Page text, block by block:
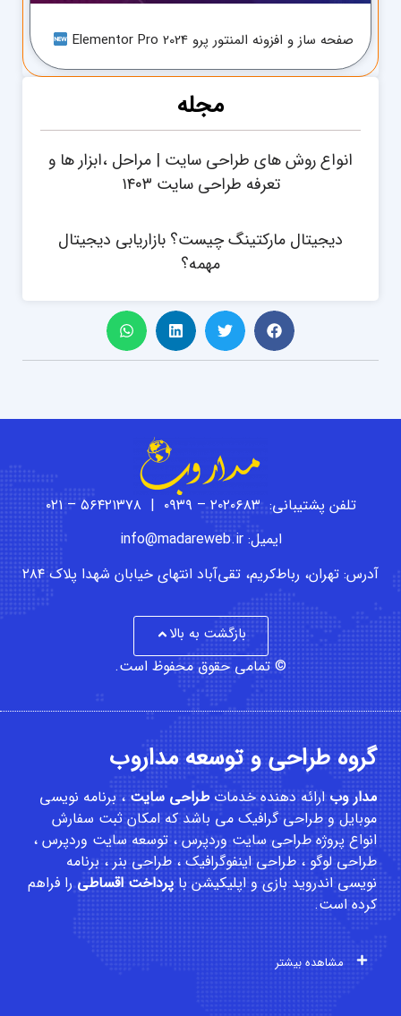
صفحه ساز و افزونه المنتور پرو Elementor Pro 2024
مجله
انواع روش های طراحی سایت | مراحل ،ابزار ها و
تعرفه طراحی سایت ۱۴۰۳
دیجیتال مارکتینگ چیست؟ بازاریابی دیجیتال
مهمه؟
تلفن پشتیبانی: ۲۰۲۰۶۸۳ – ۰۹۳۹ | ۵۶۴۲۱۳۷۸ – ۰۲۱
ایمیل: info@madareweb.ir
آدرس: تهران، رباط‌کریم، تقی‌آباد انتهای خیابان شهدا پلاک ۲۸۴
بازگشت به بالا
© تمامی حقوق محفوظ است.
گروه طراحی و توسعه مداروب
مدار وبارائه دهنده خدماتطراحی سایت ،برنامه نویسی
موبایلوطراحی گرافیک می باشد که امکانثبت سفارش
انواع پروژه طراحی سایت وردپرس ، توسعه سایت وردپرس ،
طراحی لوگو ، طراحی اینفوگرافیک ، طراحی بنر ، برنامه
نویسی اندروید بازی و اپلیکیشن باپرداخت اقساطیرا فراهم
کرده است.
مشاهده بیشتر